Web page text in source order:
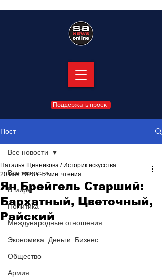
Поддержать проект
Пост
Все новости
В мире
Политика
Международные отношения
Экономика. Деньги. Бизнес
Общество
Армия
Все новости
Ян Брейгель Старший:
Бархатный, Цветочный,
Райский
Наталья Щенникова / Историк искусства
20 мая 2023 г. 5 мин. чтения